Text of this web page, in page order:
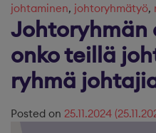
johtaminen, johtoryhmätyö,
Johtoryhmän
onko teillä
ryhmä
Posted on 25.11.2024